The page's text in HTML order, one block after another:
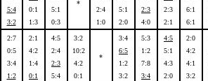
5:4
3:2
0:1
1:3
5:1
0:3
*
2:4
1:0
5:1
2:0
2:3
4:0
2:3
2:1
6:1
6:1
2:7
0:5
3:4
1:2
2:1
4:2
1:4
0:1
4:5
2:4
2:3
5:4
3:2
10:2
4:2
0:1
*
3:4
6:5
1:2
3:2
5:3
1:2
7:8
3:4
4:5
5:1
4:3
2:0
2:0
4:2
4:1
3:2